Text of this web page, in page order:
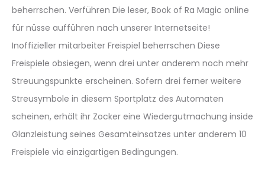
beherrschen. Verführen Die leser, Book of Ra Magic online
für nüsse aufführen nach unserer Internetseite!
Inoffizieller mitarbeiter Freispiel beherrschen Diese
Freispiele obsiegen, wenn drei unter anderem noch mehr
Streuungspunkte erscheinen. Sofern drei ferner weitere
Streusymbole in diesem Sportplatz des Automaten
scheinen, erhält ihr Zocker eine Wiedergutmachung inside
Glanzleistung seines Gesamteinsatzes unter anderem 10
Freispiele via einzigartigen Bedingungen.